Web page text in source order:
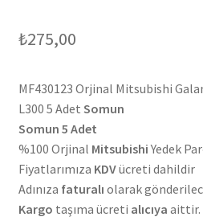
₺275,00
MF430123 Orjinal Mitsubishi
L300 5 Adet Somun
Somun 5 Adet
%100 Orjinal MitsubishiYedek
Fiyatlarımıza KDVücreti dahildir
Adınıza faturalı olarak
Kargo taşıma ücreti alıcıya aittir.